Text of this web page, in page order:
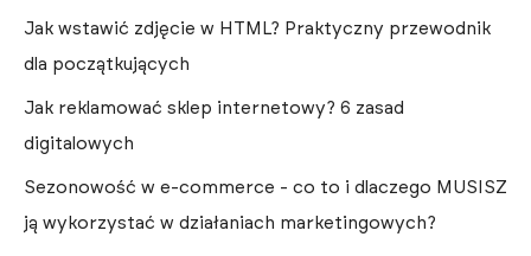
Jak wstawić zdjęcie w HTML? Praktyczny przewodnik
dla początkujących
Jak reklamować sklep internetowy? 6 zasad
digitalowych
Sezonowość w e-commerce - co to i dlaczego MUSISZ
ją wykorzystać w działaniach marketingowych?